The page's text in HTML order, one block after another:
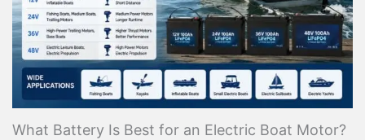
What Battery Is Best for an Electric Boat Motor?